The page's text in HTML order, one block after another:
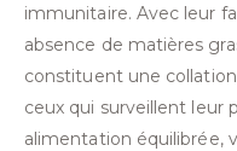
immunitaire. Avec leur
absence de matières
constituent une
ceux qui surveillent leur
alimentation équilibrée,